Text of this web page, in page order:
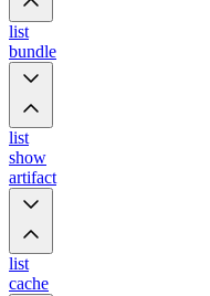
list
bundle
list
show
artifact
list
cache